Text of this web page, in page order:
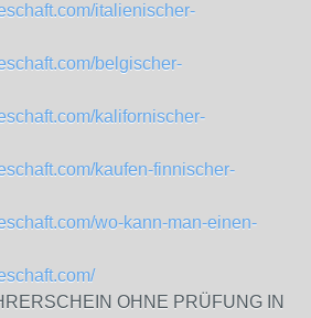
italienischer-
belgischer-
kalifornischer-
kaufen-finnischer-
wo-kann-man-einen-
OHNE PRÜFUNG IN